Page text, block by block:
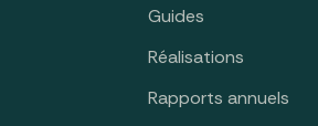
Guides
Réalisations
Rapports annuels